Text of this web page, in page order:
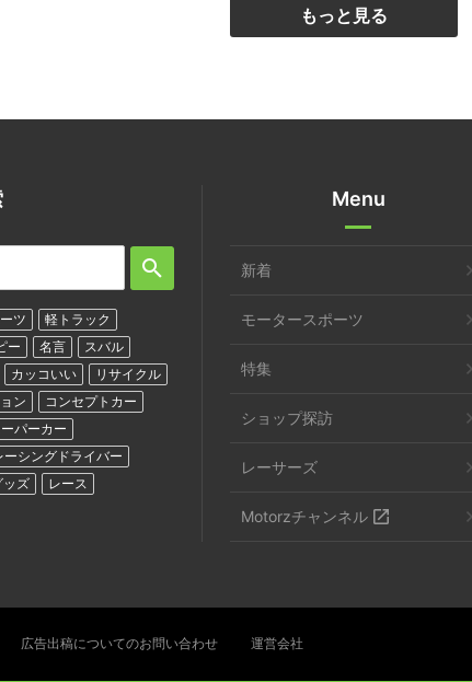
もっと見る
ツ
軽トラック
ー 名言
スバル
カッコいい
リサイクル
ン
コンセプトカー
パーカー
ーシングドライバー
ッズ レース
Menu
新着
モータースポーツ
特集
ショップ探訪
レーサーズ
Motorzチャンネル
広告出稿についてのお問い合わせ 運営会社